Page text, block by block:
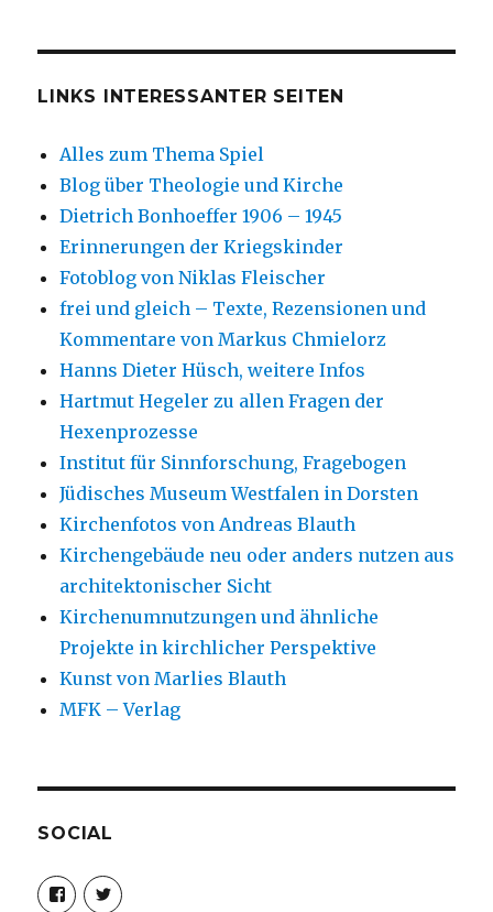
LINKS INTERESSANTER SEITEN
Alles zum Thema Spiel
Blog über Theologie und Kirche
Dietrich Bonhoeffer 1906 – 1945
Erinnerungen der Kriegskinder
Fotoblog von Niklas Fleischer
frei und gleich – Texte, Rezensionen und
Kommentare von Markus Chmielorz
Hanns Dieter Hüsch, weitere Infos
Hartmut Hegeler zu allen Fragen der
Hexenprozesse
Institut für Sinnforschung, Fragebogen
Jüdisches Museum Westfalen in Dorsten
Kirchenfotos von Andreas Blauth
Kirchengebäude neu oder anders nutzen aus
architektonischer Sicht
Kirchenumnutzungen und ähnliche
Projekte in kirchlicher Perspektive
Kunst von Marlies Blauth
MFK – Verlag
SOCIAL
Profil
von
Profil
von